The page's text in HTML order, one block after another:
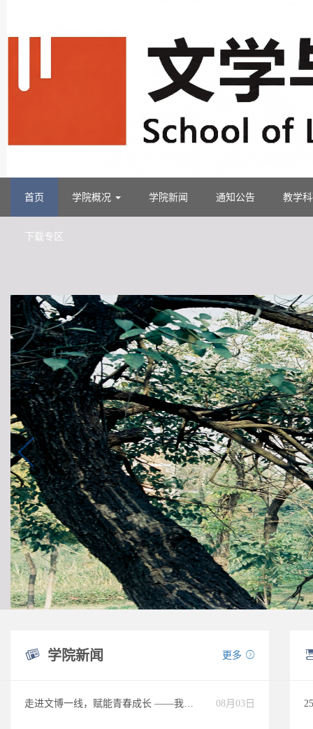
首页 学院概况 学院新闻 通知公告 教学
下载专区
 学院新闻 更多 
走进文博一线，赋能青春成长 ——我院学子赴东莞市博物馆开展实践学习 08月03日